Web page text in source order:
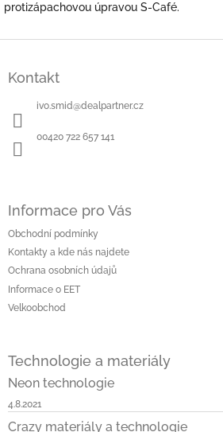
protizápachovou úpravou S-Café.
Kontakt
ivo.smid@dealpartner.cz
00420 722 657 141
Informace pro Vás
Obchodní podmínky
Kontakty a kde nás najdete
Ochrana osobních údajů
Informace o EET
Velkoobchod
Technologie a materiály
Neon technologie
4.8.2021
Crazy materiály a technologie